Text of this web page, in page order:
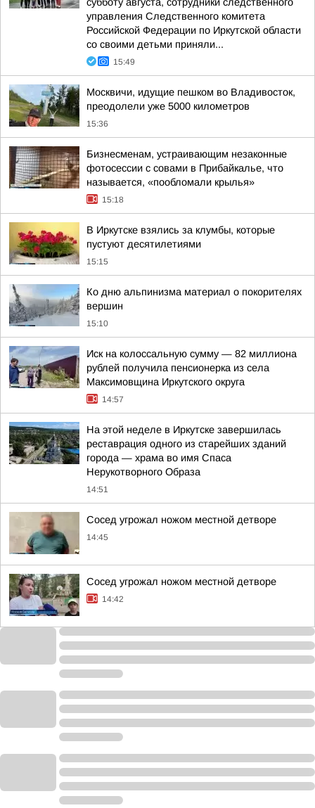
управления Следственного комитета
Российской Федерации по Иркутской области
со своими детьми приняли...
15:49
Москвичи, идущие пешком во Владивосток,
преодолели уже 5000 километров
15:36
Бизнесменам, устраивающим незаконные
фотосессии с совами в Прибайкалье, что
называется, «пообломали крылья»
15:18
В Иркутске взялись за клумбы, которые
пустуют десятилетиями
15:15
Ко дню альпинизма материал о покорителях
вершин
15:10
Иск на колоссальную сумму — 82 миллиона
рублей получила пенсионерка из села
Максимовщина Иркутского округа
14:57
На этой неделе в Иркутске завершилась
реставрация одного из старейших зданий
города — храма во имя Спаса
Нерукотворного Образа
14:51
Сосед угрожал ножом местной детворе
14:45
Сосед угрожал ножом местной детворе
14:42